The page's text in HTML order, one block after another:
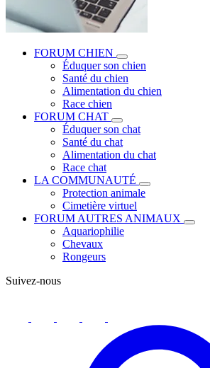
FORUM CHIEN
Éduquer son chien
Santé du chien
Alimentation du chien
Race chien
FORUM CHAT
Éduquer son chat
Santé du chat
Alimentation du chat
Race chat
LA COMMUNAUTÉ
Protection animale
Cimetière virtuel
FORUM AUTRES ANIMAUX
Aquariophilie
Chevaux
Rongeurs
Suivez-nous